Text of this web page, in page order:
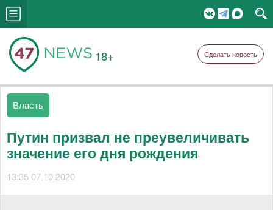
18+ Сделать новость
Власть
Путин призвал не преувеличивать
значение его дня рождения
13:35 07.10.2020